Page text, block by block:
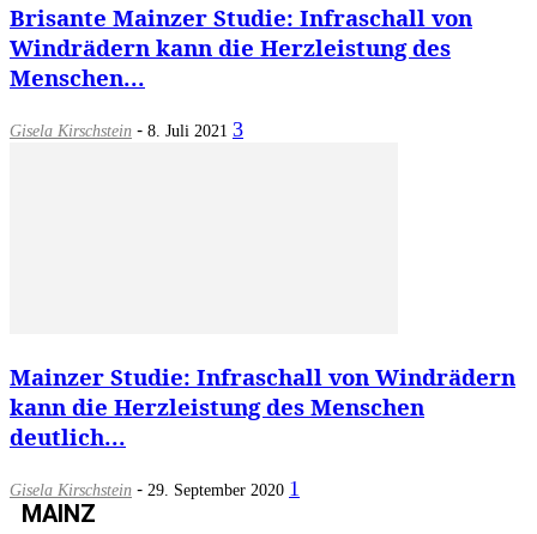
Brisante Mainzer Studie: Infraschall von
Windrädern kann die Herzleistung des
Menschen...
Gisela Kirschstein - 8. Juli 2021 3
Mainzer Studie: Infraschall von Windrädern
kann die Herzleistung des Menschen
deutlich...
Gisela Kirschstein - 29. September 2020 1
MAINZ